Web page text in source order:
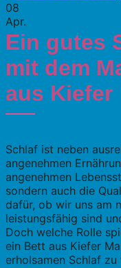
08
Apr.
Ein gutes
mit dem
aus Kiefer
Schlaf ist neben
angenehmen
angenehmen
sondern auch die
dafür, ob wir uns am
leistungsfähig sind
Doch welche Rolle
ein Bett aus Kiefer
erholsamen Schlaf